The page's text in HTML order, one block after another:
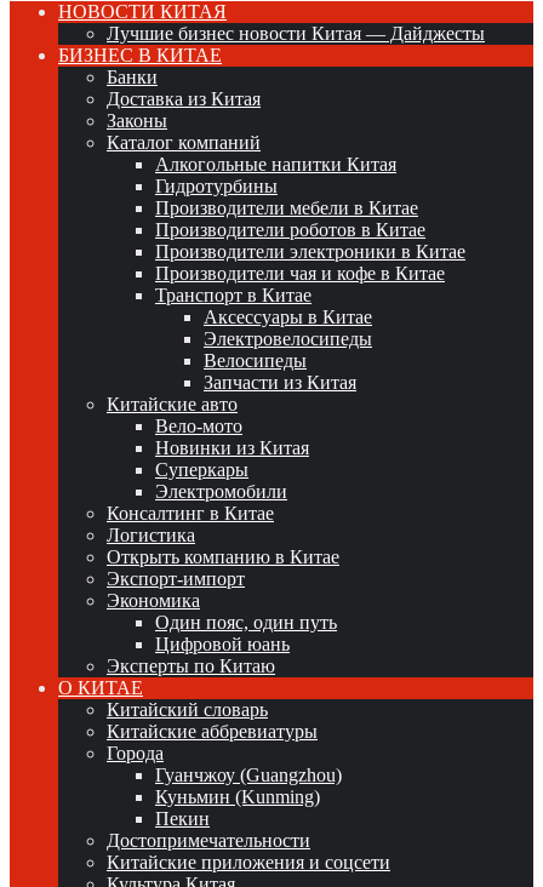
НОВОСТИ КИТАЯ
Лучшие бизнес новости Китая — Дайджесты
БИЗНЕС В КИТАЕ
Банки
Доставка из Китая
Законы
Каталог компаний
Алкогольные напитки Китая
Гидротурбины
Производители мебели в Китае
Производители роботов в Китае
Производители электроники в Китае
Производители чая и кофе в Китае
Транспорт в Китае
Аксессуары в Китае
Электровелосипеды
Велосипеды
Запчасти из Китая
Китайские авто
Вело-мото
Новинки из Китая
Суперкары
Электромобили
Консалтинг в Китае
Логистика
Открыть компанию в Китае
Экспорт-импорт
Экономика
Один пояс, один путь
Цифровой юань
Эксперты по Китаю
О КИТАЕ
Китайский словарь
Китайские аббревиатуры
Города
Гуанчжоу (Guangzhou)
Куньмин (Kunming)
Пекин
Достопримечательности
Китайские приложения и соцсети